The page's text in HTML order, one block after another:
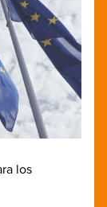
los